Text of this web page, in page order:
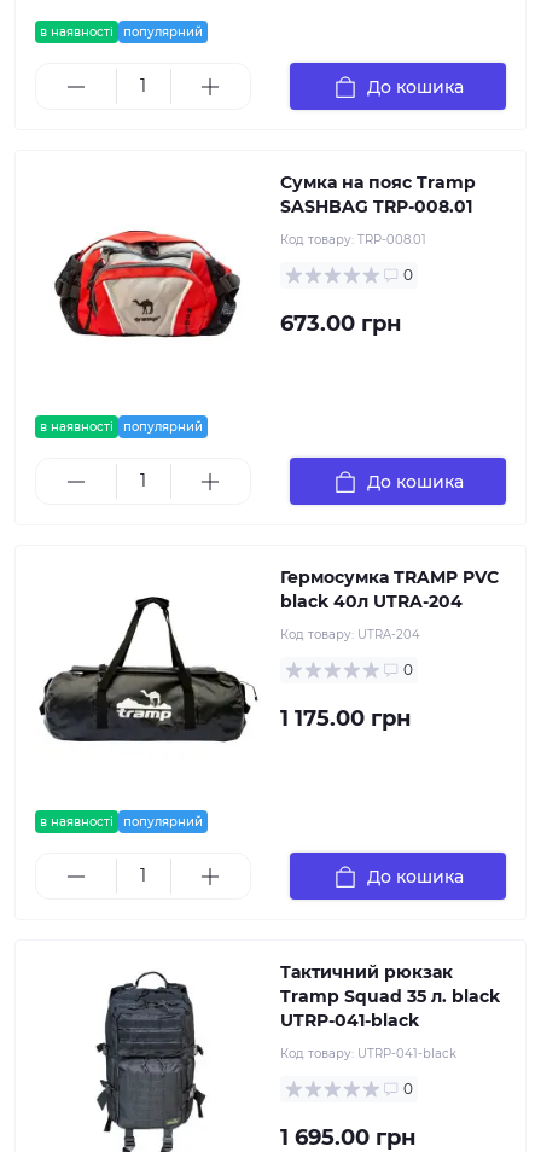
в наявності популярний
До кошика
в наявності популярний
Сумка на пояс Tramp
SASHBAG TRP-008.01
Код товару: TRP-008.01
0
673.00 грн
До кошика
в наявності популярний
Гермосумка TRAMP PVC
black 40л UTRA-204
Код товару: UTRA-204
0
1 175.00 грн
До кошика
Тактичний рюкзак
Tramp Squad 35 л. black
UTRP-041-black
Код товару: UTRP-041-black
0
1 695.00 грн